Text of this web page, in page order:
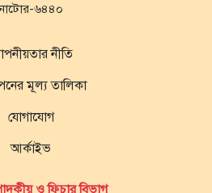
৬৪৪০
নীতি
মূল্য তালিকা
যোগাযোগ
আর্কাইভ
ও ফিচার বিভাগ